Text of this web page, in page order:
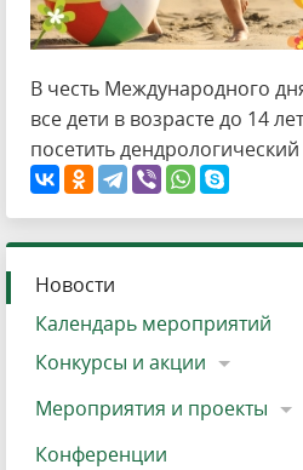
В честь Международного
все дети в возрасте до 14
посетить
Новости
Календарь мероприятий
Конкурсы и акции
Мероприятия и проекты
Конференции